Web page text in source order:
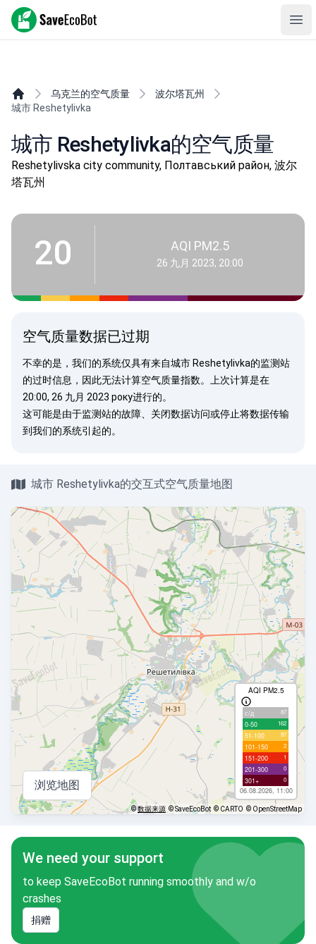
SaveEcoBot
乌克兰的空气质量
波尔塔瓦州
城市 Reshetylivka
城市 Reshetylivka的空气质量
Reshetylivska city community, Полтавський район, 波尔
塔瓦州
20 AQI PM2.5
26 九月 2023, 20:00
空气质量数据已过期
不幸的是，我们的系统仅具有来自城市 Reshetylivka的监测站
的过时信息，因此无法计算空气质量指数。上次计算是在
20:00, 26 九月 2023 року进行的。
这可能是由于监测站的故障、关闭数据访问或停止将数据传输
到我们的系统引起的。
城市 Reshetylivka的交互式空气质量地图
AQI PM2.5
с/д 87
0-50 162
51-100 97
101-150 2
151-200 1
201-300 0
301+ 0
06.08.2026, 11:00
浏览地图
©数据来源 © SaveEcoBot © CARTO © OpenStreetMap
We need your support
to keep SaveEcoBot running smoothly and w/o
crashes
捐赠